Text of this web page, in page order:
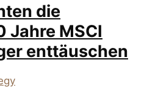
die
Jahre MSCI
enttäuschen